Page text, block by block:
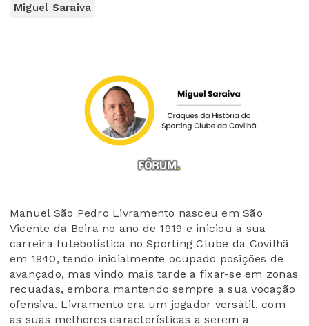
Miguel Saraiva
Manuel São Pedro Livramento nasceu em São
Vicente da Beira no ano de 1919 e iniciou a sua
carreira futebolística no Sporting Clube da Covilhã
em 1940, tendo inicialmente ocupado posições de
avançado, mas vindo mais tarde a fixar-se em zonas
recuadas, embora mantendo sempre a sua vocação
ofensiva. Livramento era um jogador versátil, com
as suas melhores características a serem a